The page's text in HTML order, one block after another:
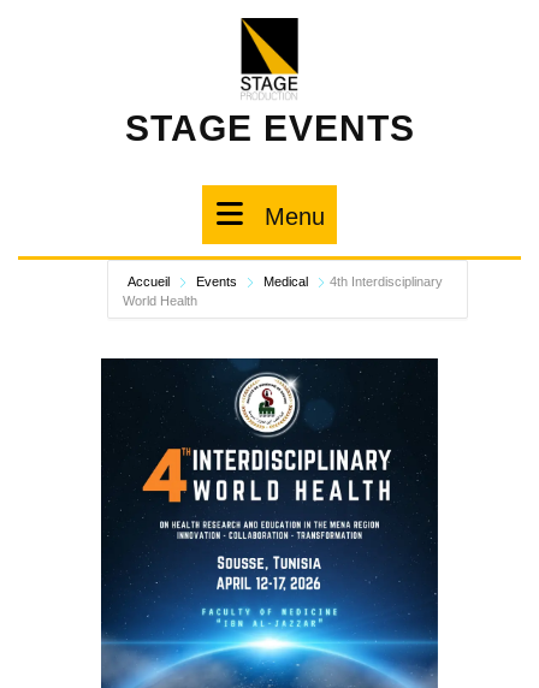
STAGE EVENTS
Menu
Accueil Events Medical
4th Interdisciplinary
World Health